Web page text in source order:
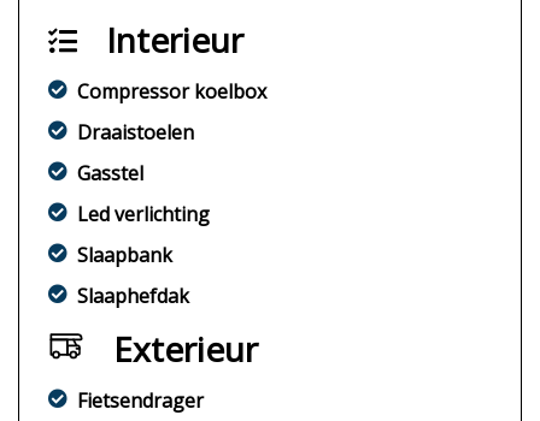
Interieur
Compressor koelbox
Draaistoelen
Gasstel
Led verlichting
Slaapbank
Slaaphefdak
Exterieur
Fietsendrager